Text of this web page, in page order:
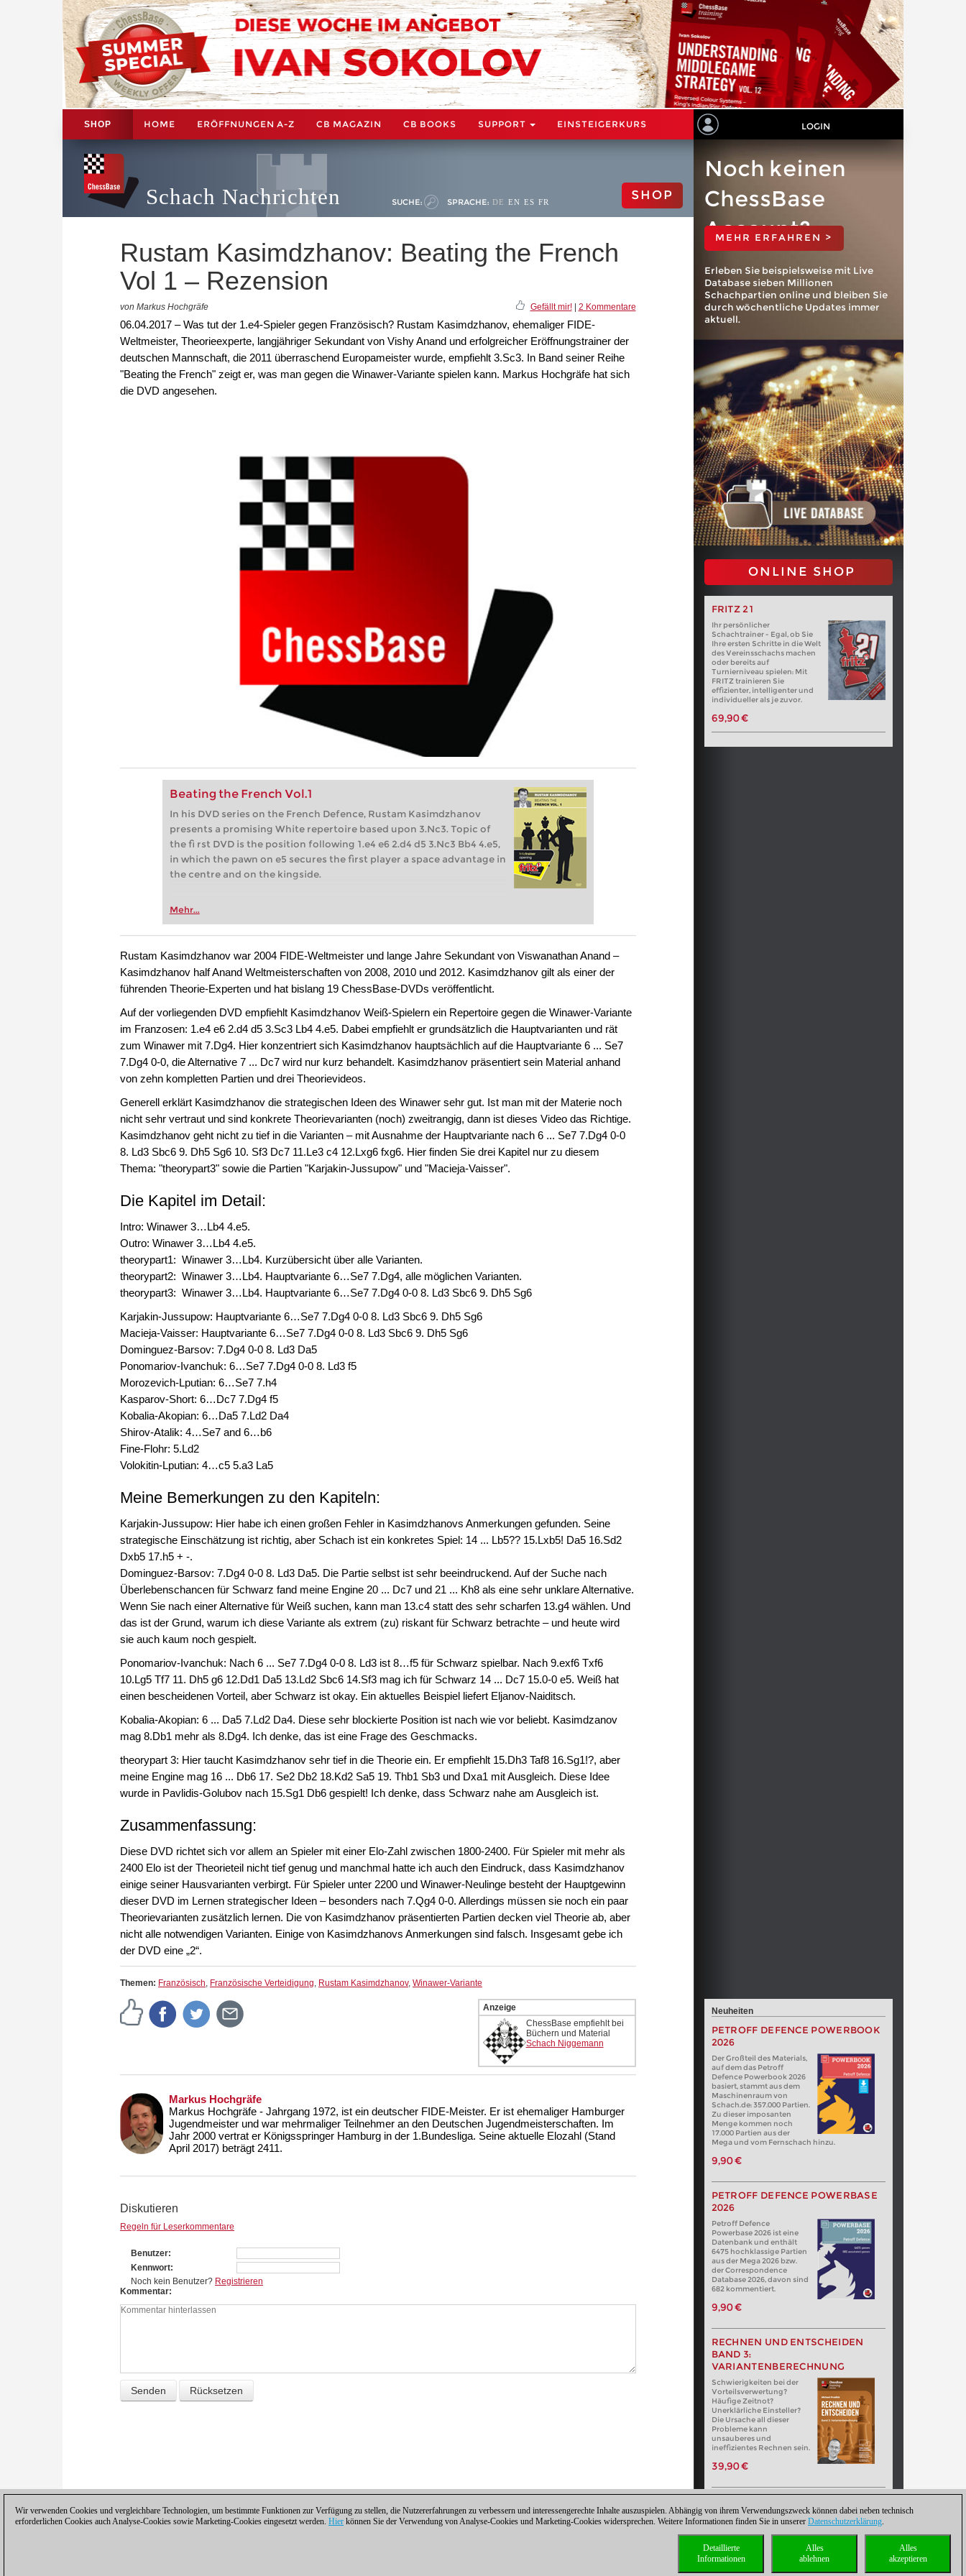
SHOP HOME ERÖFFNUNGEN A-Z CB MAGAZIN CB BOOKS SUPPORT EINSTEIGERKURS LOGIN
Schach Nachrichten SUCHE: SPRACHE: DE EN ES FR SHOP
Rustam Kasimdzhanov: Beating the French
Vol 1 – Rezension
von Markus Hochgräfe Gefällt mir!| 2 Kommentare
06.04.2017 – Was tut der 1.e4-Spieler gegen Französisch? Rustam Kasimdzhanov, ehemaliger FIDE-
Weltmeister, Theorieexperte, langjähriger Sekundant von Vishy Anand und erfolgreicher Eröffnungstrainer der
deutschen Mannschaft, die 2011 überraschend Europameister wurde, empfiehlt 3.Sc3. In Band seiner Reihe
"Beating the French" zeigt er, was man gegen die Winawer-Variante spielen kann. Markus Hochgräfe hat sich
die DVD angesehen.
Beating the French Vol.1
In his DVD series on the French Defence, Rustam Kasimdzhanov
presents a promising White repertoire based upon 3.Nc3. Topic of
the fi rst DVD is the position following 1.e4 e6 2.d4 d5 3.Nc3 Bb4 4.e5,
in which the pawn on e5 secures the first player a space advantage in
the centre and on the kingside.
Mehr...
Noch keinen
ChessBase
Account?
MEHR ERFAHREN >
Erleben Sie beispielsweise mit Live
Database sieben Millionen
Schachpartien online und bleiben Sie
durch wöchentliche Updates immer
aktuell.
ONLINE SHOP
FRITZ 21
Ihr persönlicher
Schachtrainer - Egal, ob Sie
Ihre ersten Schritte in die Welt
des Vereinsschachs machen
oder bereits auf
Turnierniveau spielen: Mit
FRITZ trainieren Sie
effizienter, intelligenter und
individueller als je zuvor.
69,90 €
Rustam Kasimdzhanov war 2004 FIDE-Weltmeister und lange Jahre Sekundant von Viswanathan Anand –
Kasimdzhanov half Anand Weltmeisterschaften von 2008, 2010 und 2012. Kasimdzhanov gilt als einer der
führenden Theorie-Experten und hat bislang 19 ChessBase-DVDs veröffentlicht.
Auf der vorliegenden DVD empfiehlt Kasimdzhanov Weiß-Spielern ein Repertoire gegen die Winawer-Variante
im Franzosen: 1.e4 e6 2.d4 d5 3.Sc3 Lb4 4.e5. Dabei empfiehlt er grundsätzlich die Hauptvarianten und rät
zum Winawer mit 7.Dg4. Hier konzentriert sich Kasimdzhanov hauptsächlich auf die Hauptvariante 6 ... Se7
7.Dg4 0-0, die Alternative 7 ... Dc7 wird nur kurz behandelt. Kasimdzhanov präsentiert sein Material anhand
von zehn kompletten Partien und drei Theorievideos.
Generell erklärt Kasimdzhanov die strategischen Ideen des Winawer sehr gut. Ist man mit der Materie noch
nicht sehr vertraut und sind konkrete Theorievarianten (noch) zweitrangig, dann ist dieses Video das Richtige.
Kasimdzhanov geht nicht zu tief in die Varianten – mit Ausnahme der Hauptvariante nach 6 ... Se7 7.Dg4 0-0
8. Ld3 Sbc6 9. Dh5 Sg6 10. Sf3 Dc7 11.Le3 c4 12.Lxg6 fxg6. Hier finden Sie drei Kapitel nur zu diesem
Thema: "theorypart3" sowie die Partien "Karjakin-Jussupow" und "Macieja-Vaisser".
Die Kapitel im Detail:
Intro: Winawer 3…Lb4 4.e5.
Outro: Winawer 3…Lb4 4.e5.
theorypart1: Winawer 3…Lb4. Kurzübersicht über alle Varianten.
theorypart2: Winawer 3…Lb4. Hauptvariante 6…Se7 7.Dg4, alle möglichen Varianten.
theorypart3: Winawer 3…Lb4. Hauptvariante 6…Se7 7.Dg4 0-0 8. Ld3 Sbc6 9. Dh5 Sg6
Karjakin-Jussupow: Hauptvariante 6…Se7 7.Dg4 0-0 8. Ld3 Sbc6 9. Dh5 Sg6
Macieja-Vaisser: Hauptvariante 6…Se7 7.Dg4 0-0 8. Ld3 Sbc6 9. Dh5 Sg6
Dominguez-Barsov: 7.Dg4 0-0 8. Ld3 Da5
Ponomariov-Ivanchuk: 6…Se7 7.Dg4 0-0 8. Ld3 f5
Morozevich-Lputian: 6…Se7 7.h4
Kasparov-Short: 6…Dc7 7.Dg4 f5
Kobalia-Akopian: 6…Da5 7.Ld2 Da4
Shirov-Atalik: 4…Se7 and 6…b6
Fine-Flohr: 5.Ld2
Volokitin-Lputian: 4…c5 5.a3 La5
Meine Bemerkungen zu den Kapiteln:
Karjakin-Jussupow: Hier habe ich einen großen Fehler in Kasimdzhanovs Anmerkungen gefunden. Seine
strategische Einschätzung ist richtig, aber Schach ist ein konkretes Spiel: 14 ... Lb5?? 15.Lxb5! Da5 16.Sd2
Dxb5 17.h5 + -.
Dominguez-Barsov: 7.Dg4 0-0 8. Ld3 Da5. Die Partie selbst ist sehr beeindruckend. Auf der Suche nach
Überlebenschancen für Schwarz fand meine Engine 20 ... Dc7 und 21 ... Kh8 als eine sehr unklare Alternative.
Wenn Sie nach einer Alternative für Weiß suchen, kann man 13.c4 statt des sehr scharfen 13.g4 wählen. Und
das ist der Grund, warum ich diese Variante als extrem (zu) riskant für Schwarz betrachte – und heute wird
sie auch kaum noch gespielt.
Ponomariov-Ivanchuk: Nach 6 ... Se7 7.Dg4 0-0 8. Ld3 ist 8…f5 für Schwarz spielbar. Nach 9.exf6 Txf6
10.Lg5 Tf7 11. Dh5 g6 12.Dd1 Da5 13.Ld2 Sbc6 14.Sf3 mag ich für Schwarz 14 ... Dc7 15.0-0 e5. Weiß hat
einen bescheidenen Vorteil, aber Schwarz ist okay. Ein aktuelles Beispiel liefert Eljanov-Naiditsch.
Kobalia-Akopian: 6 ... Da5 7.Ld2 Da4. Diese sehr blockierte Position ist nach wie vor beliebt. Kasimdzanov
mag 8.Db1 mehr als 8.Dg4. Ich denke, das ist eine Frage des Geschmacks.
theorypart 3: Hier taucht Kasimdzhanov sehr tief in die Theorie ein. Er empfiehlt 15.Dh3 Taf8 16.Sg1!?, aber
meine Engine mag 16 ... Db6 17. Se2 Db2 18.Kd2 Sa5 19. Thb1 Sb3 und Dxa1 mit Ausgleich. Diese Idee
wurde in Pavlidis-Golubov nach 15.Sg1 Db6 gespielt! Ich denke, dass Schwarz nahe am Ausgleich ist.
Zusammenfassung:
Diese DVD richtet sich vor allem an Spieler mit einer Elo-Zahl zwischen 1800-2400. Für Spieler mit mehr als
2400 Elo ist der Theorieteil nicht tief genug und manchmal hatte ich auch den Eindruck, dass Kasimdzhanov
einige seiner Hausvarianten verbirgt. Für Spieler unter 2200 und Winawer-Neulinge besteht der Hauptgewinn
dieser DVD im Lernen strategischer Ideen – besonders nach 7.Qg4 0-0. Allerdings müssen sie noch ein paar
Theorievarianten zusätzlich lernen. Die von Kasimdzhanov präsentierten Partien decken viel Theorie ab, aber
nicht alle notwendigen Varianten. Einige von Kasimdzhanovs Anmerkungen sind falsch. Insgesamt gebe ich
der DVD eine „2“.
Themen: Französisch, Französische Verteidigung, Rustam Kasimdzhanov, Winawer-Variante
Anzeige
ChessBase empfiehlt bei
Büchern und Material
Schach Niggemann
Markus Hochgräfe
Markus Hochgräfe - Jahrgang 1972, ist ein deutscher FIDE-Meister. Er ist ehemaliger Hamburger
Jugendmeister und war mehrmaliger Teilnehmer an den Deutschen Jugendmeisterschaften. Im
Jahr 2000 vertrat er Königsspringer Hamburg in der 1.Bundesliga. Seine aktuelle Elozahl (Stand
April 2017) beträgt 2411.
Diskutieren
Regeln für Leserkommentare
Benutzer
Kennwort
Noch kein Benutzer? Registrieren
Kommentar
Neuheiten
PETROFF DEFENCE POWERBOOK
2026
Der Großteil des Materials,
auf dem das Petroff
Defence Powerbook 2026
basiert, stammt aus dem
Maschinenraum von
Schach.de: 357.000 Partien.
Zu dieser imposanten
Menge kommen noch
17.000 Partien aus der
Mega und vom Fernschach hinzu.
9,90 €
PETROFF DEFENCE POWERBASE
2026
Petroff Defence
Powerbase 2026 ist eine
Datenbank und enthält
6475 hochklassige Partien
aus der Mega 2026 bzw.
der Correspondence
Database 2026, davon sind
682 kommentiert.
9,90 €
RECHNEN UND ENTSCHEIDEN
BAND 3:
VARIANTENBERECHNUNG
Schwierigkeiten bei der
Vorteilsverwertung?
Häufige Zeitnot?
Unerklärliche Einsteller?
Die Ursache all dieser
Probleme kann
unsauberes und
ineffizientes Rechnen sein.
39,90 €
Wir verwenden Cookies und vergleichbare Technologien, um bestimmte Funktionen zur Verfügung zu stellen, die Nutzererfahrungen zu verbessern und interessengerechte Inhalte auszuspielen. Abhängig von ihrem Verwendungszweck können dabei neben technisch
erforderlichen Cookies auch Analyse-Cookies sowie Marketing-Cookies eingesetzt werden. Hier können Sie der Verwendung von Analyse-Cookies und Marketing-Cookies widersprechen. Weitere Informationen finden Sie in unserer Datenschutzerklärung.
Alles
akzeptieren
Alles
ablehnen
Detaillierte
Informationen